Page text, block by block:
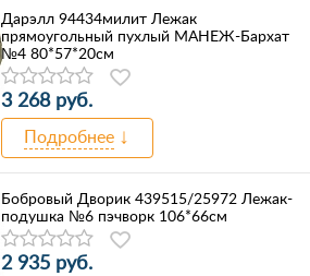
Дарэлл 94434милит Лежак
прямоугольный пухлый МАНЕЖ-Бархат
№4 80*57*20см
3 268 руб.
Подробнее
Бобровый Дворик 439515/25972 Лежак-
подушка №6 пэчворк 106*66см
2 935 руб.